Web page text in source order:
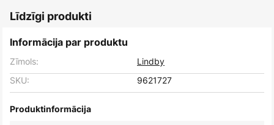
Līdzīgi produkti
Informācija par produktu
Zīmols:
Lindby
SKU:
9621727
Produktinformācija